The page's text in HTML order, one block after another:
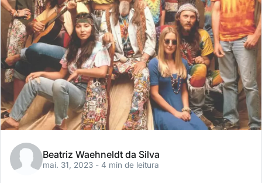
Beatriz Waehneldt da Silva
mai. 31, 2023 - 4 min de leitura